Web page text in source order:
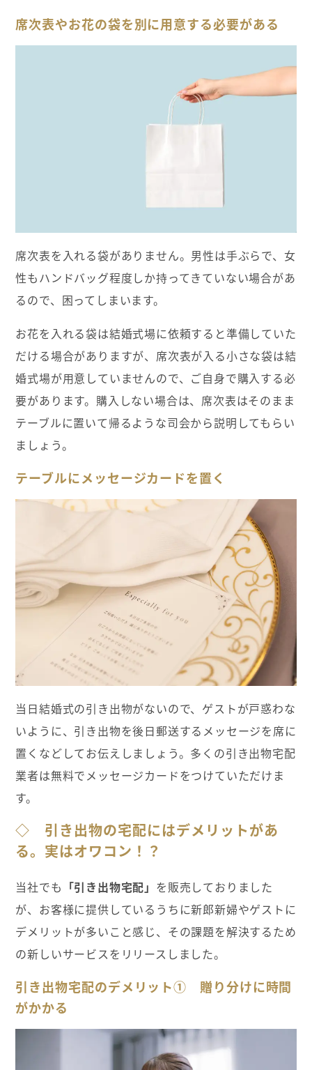
席次表やお花の袋を別に用意する必要がある
席次表を入れる袋がありません。男性は手ぶらで、女
性もハンドバッグ程度しか持ってきていない場合があ
るので、困ってしまいます。
お花を入れる袋は結婚式場に依頼すると準備していた
だける場合がありますが、席次表が入る小さな袋は結
婚式場が用意していませんので、ご自身で購入する必
要があります。購入しない場合は、席次表はそのまま
テーブルに置いて帰るような司会から説明してもらい
ましょう。
テーブルにメッセージカードを置く
当日結婚式の引き出物がないので、ゲストが戸惑わな
いように、引き出物を後日郵送するメッセージを席に
置くなどしてお伝えしましょう。多くの引き出物宅配
業者は無料でメッセージカードをつけていただけま
す。
◇ 引き出物の宅配にはデメリットがあ
る。実はオワコン！？
当社でも 「引き出物宅配」 を販売しておりました
が、お客様に提供しているうちに新郎新婦やゲストに
デメリットが多いこと感じ、その課題を解決するため
の新しいサービスをリリースしました。
引き出物宅配のデメリット① 贈り分けに時間
がかかる